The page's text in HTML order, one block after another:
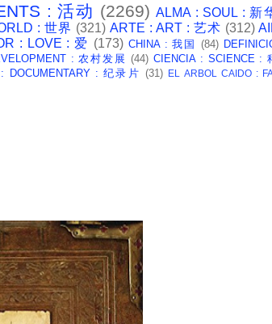
: 活动 (2269) ALMA : SOUL : 新
: 世界 (321) ARTE : ART : 艺术 (312)
: LOVE : 爱 (173) CHINA : 我国 (84)
: 农村发展 (44) CIENCIA : SCIENCE :
: DOCUMENTARY : 纪录片 (31) EL ARBOL CAIDO :